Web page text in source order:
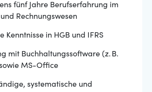
fünf Jahre Berufserfahrung im
Rechnungswesen
Kenntnisse in HGB und IFRS
mit Buchhaltungssoftware (z. B.
sowie MS-Office
systematische und